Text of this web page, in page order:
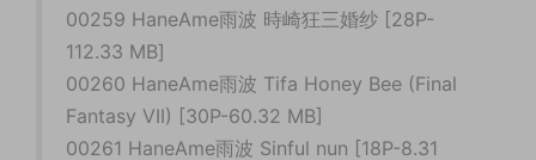
00259 HaneAme雨波 時崎狂三婚纱 [28P-
112.33 MB]
00260 HaneAme雨波 Tifa Honey Bee (Final
Fantasy VII) [30P-60.32 MB]
00261 HaneAme雨波 Sinful nun [18P-8.31